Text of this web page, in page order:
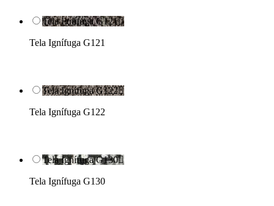
Tela Ignífuga G121
Tela Ignífuga G121
Tela Ignífuga G122
Tela Ignífuga G122
Tela Ignífuga G130
Tela Ignífuga G130